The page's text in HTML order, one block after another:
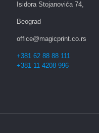
Isidora Stojanovića 74,
Beograd
office@magicprint.co.rs
+381 62 88 88 111
+381 11 4208 996